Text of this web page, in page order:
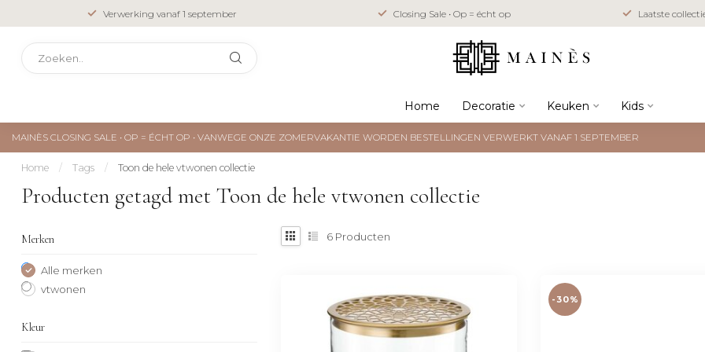
Verwerking vanaf 1 september Closing Sale • Op = écht op Laatste
Home Decoratie Keuken Kids
MAINÈS CLOSING SALE • OP = ÉCHT OP • VANWEGE ONZE ZOMERVAKANTIE WORDEN BESTELLINGEN VERWERKT VANAF 1 SEPTEMBER
Home / Tags / Toon de hele vtwonen collectie
Producten getagd met Toon de hele vtwonen collectie
Merken
Alle merken
vtwonen
Kleur
6 Producten
-30%